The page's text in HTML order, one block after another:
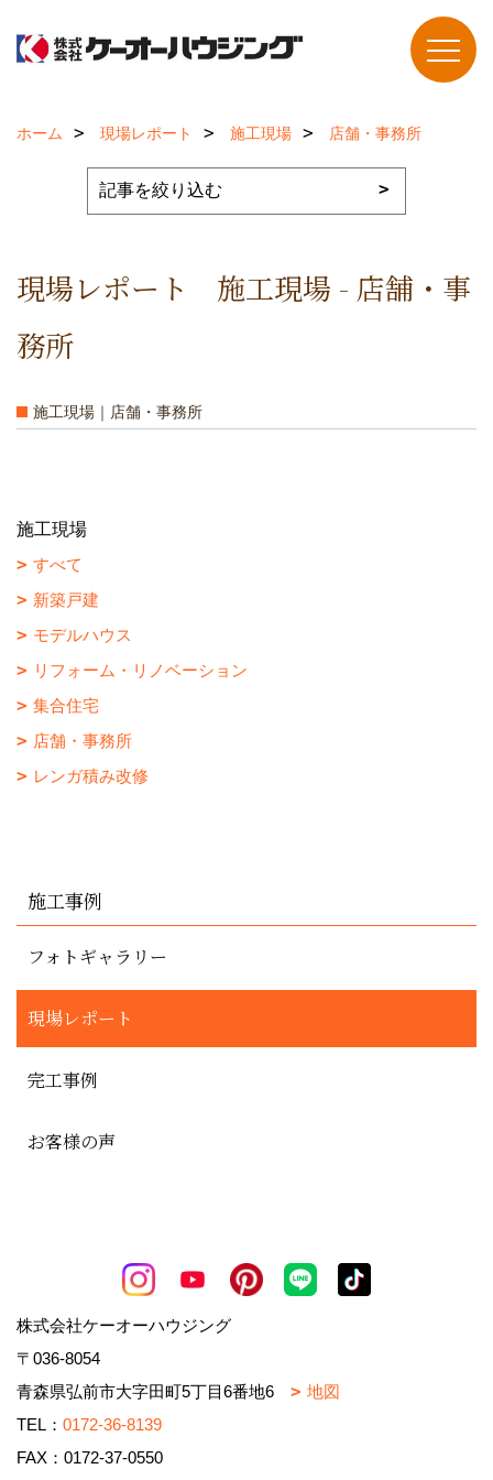
ホーム 現場レポート 施工現場 店舗・事務所
現場レポート 施工現場 - 店舗・事
務所
施工現場｜店舗・事務所
施工現場
すべて
新築戸建
モデルハウス
リフォーム・リノベーション
集合住宅
店舗・事務所
レンガ積み改修
施工事例
フォトギャラリー
現場レポート
完工事例
お客様の声
株式会社ケーオーハウジング
〒036-8054
青森県弘前市大字田町5丁目6番地6
地図
TEL： 0172-36-8139
FAX：0172-37-0550